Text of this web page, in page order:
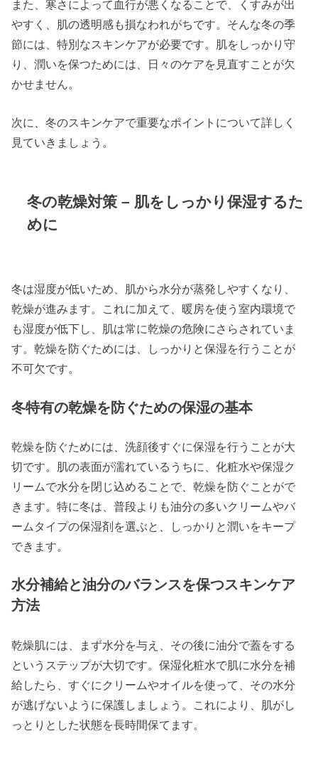
また、寒さによって血行が悪くなることで、くすみが出
やすく、肌の透明感も損なわれがちです。そんな冬の季
節には、特別なスキンケアが必要です。肌をしっかり守
り、潤いを保つためには、日々のケアを見直すことが欠
かせません。
次に、冬のスキンケアで重要なポイントについて詳しく
見ていきましょう。
冬の乾燥対策 – 肌をしっかり保湿するた
めに
冬は湿度が低いため、肌から水分が蒸発しやすくなり、
乾燥が進みます。これに加えて、暖房を使う室内環境で
も湿度が低下し、肌は常に乾燥の危険にさらされていま
す。乾燥を防ぐためには、しっかりと保湿を行うことが
不可欠です。
冬特有の乾燥を防ぐための保湿の基本
乾燥を防ぐためには、洗顔後すぐに保湿を行うことが大
切です。肌の表面が濡れているうちに、化粧水や保湿ク
リームで水分を閉じ込めることで、乾燥を防ぐことがで
きます。特に冬は、普段よりも油分の多いクリームやバ
ームタイプの保湿剤を選ぶと、しっかりと潤いをキープ
できます。
水分補給と油分のバランスを保つスキンケア
方法
乾燥肌には、まず水分を与え、その後に油分で蓋をする
というステップが大切です。保湿化粧水で肌に水分を補
給したら、すぐにクリームやオイルを使って、その水分
が逃げないように保護しましょう。これにより、肌がし
っとりとした状態を長時間保てます。